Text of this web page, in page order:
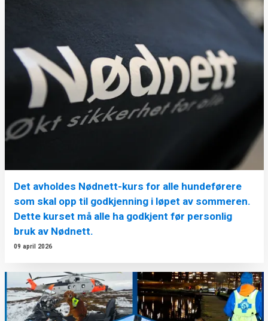
Det avholdes Nødnett-kurs for alle hundeførere
som skal opp til godkjenning i løpet av sommeren.
Dette kurset må alle ha godkjent før personlig
bruk av Nødnett.
09 april 2026